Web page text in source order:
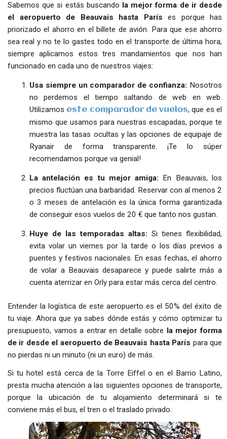
Sabemos que si estás buscando la mejor forma de ir desde
el aeropuerto de Beauvais hasta París es porque has
priorizado el ahorro en el billete de avión. Para que ese ahorro
sea real y no te lo gastes todo en el transporte de última hora,
siempre aplicamos estos tres mandamientos que nos han
funcionado en cada uno de nuestros viajes:
Usa siempre un comparador de confianza: Nosotros
no perdemos el tiempo saltando de web en web.
Utilizamos este comparador de vuelos, que es el
mismo que usamos para nuestras escapadas, porque te
muestra las tasas ocultas y las opciones de equipaje de
Ryanair de forma transparente. ¡Te lo súper
recomendamos porque va genial!
La antelación es tu mejor amiga: En Beauvais, los
precios fluctúan una barbaridad. Reservar con al menos 2
o 3 meses de antelación es la única forma garantizada
de conseguir esos vuelos de 20 € que tanto nos gustan.
Huye de las temporadas altas: Si tienes flexibilidad,
evita volar un viernes por la tarde o los días previos a
puentes y festivos nacionales. En esas fechas, el ahorro
de volar a Beauvais desaparece y puede salirte más a
cuenta aterrizar en Orly para estar más cerca del centro.
Entender la logística de este aeropuerto es el 50% del éxito de
tu viaje. Ahora que ya sabes dónde estás y cómo optimizar tu
presupuesto, vamos a entrar en detalle sobre la mejor forma
de ir desde el aeropuerto de Beauvais hasta París para que
no pierdas ni un minuto (ni un euro) de más.
Si tu hotel está cerca de la Torre Eiffel o en el Barrio Latino,
presta mucha atención a las siguientes opciones de transporte,
porque la ubicación de tu alojamiento determinará si te
conviene más el bus, el tren o el traslado privado.